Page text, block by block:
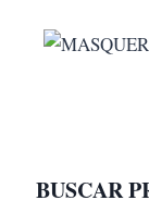
BUSCAR